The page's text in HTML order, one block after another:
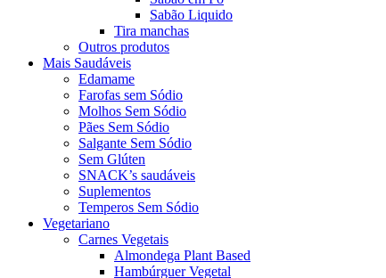
Sabão Liquido
Tira manchas
Outros produtos
Mais Saudáveis
Edamame
Farofas sem Sódio
Molhos Sem Sódio
Pães Sem Sódio
Salgante Sem Sódio
Sem Glúten
SNACK’s saudáveis
Suplementos
Temperos Sem Sódio
Vegetariano
Carnes Vegetais
Almondega Plant Based
Hambúrguer Vegetal